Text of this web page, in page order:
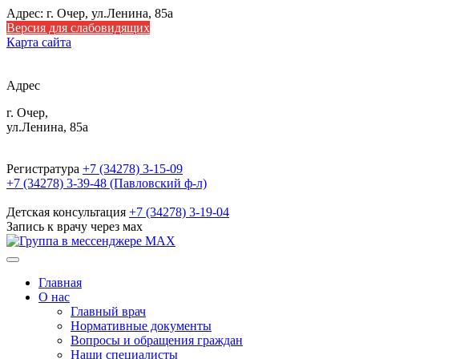
Адрес: г. Очер, ул.Ленина, 85а
Версия для слабовидящих
Карта сайта
Адрес
г. Очер,
ул.Ленина, 85а
Регистратура +7 (34278) 3-15-09
+7 (34278) 3-39-48 (Павловский ф-л)
Детская консультация +7 (34278) 3-19-04
Запись к врачу через мах
Главная
О нас
Главный врач
Нормативные документы
Вопросы и обращения граждан
Наши специалисты